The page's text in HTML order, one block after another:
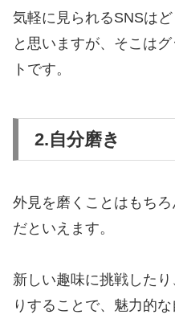
気軽に見られるSNSは
と思いますが、そこは
トです。
2.自分磨き
外見を磨くことはもち
だといえます。
新しい趣味に挑戦した
りすることで、魅力的